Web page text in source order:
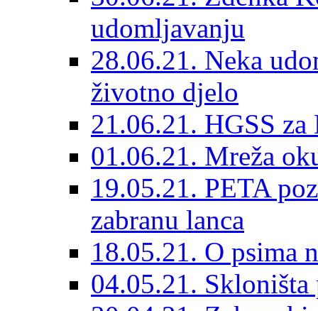
udomljavanju
28.06.21. Neka
životno djelo
21.06.21. HGSS za
01.06.21. Mreža
19.05.21. PETA
zabranu lanca
18.05.21. O psima
04.05.21.